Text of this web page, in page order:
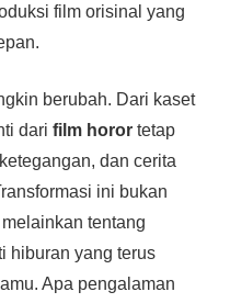
film orisinal yang
berubah. Dari kaset
dari film horortetap
dan cerita
ini bukan
tentang
hiburan yang terus
Apa pengalaman